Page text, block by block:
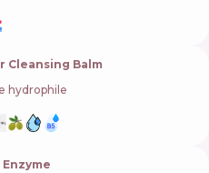
Cleansing Balm
hydrophile